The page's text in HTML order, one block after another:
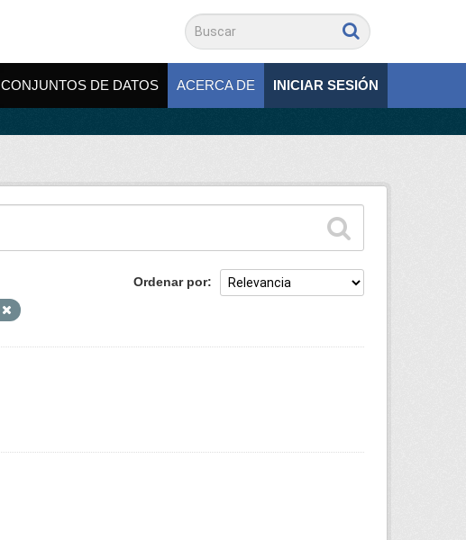
CONJUNTOS DE DATOS ACERCA DE INICIAR SESIÓN
Ordenar por